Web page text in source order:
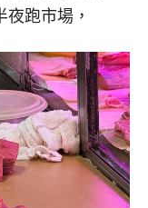
跑市場，